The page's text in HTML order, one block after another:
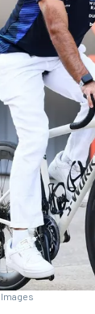
E
Images